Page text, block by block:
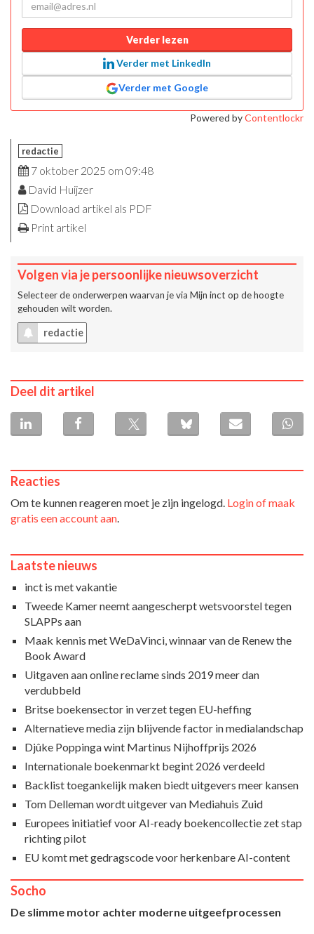
Verder lezen
Verder met LinkedIn
Verder met Google
Powered byContentlockr
redactie
7 oktober 2025 om 09:48
David Huijzer
Download artikel als PDF
Print artikel
Volgen via je persoonlijke nieuwsoverzicht
Selecteer de onderwerpen waarvan je via Mijn inct op de hoogte
gehouden wilt worden.
redactie
Deel dit artikel
Reacties
Om te kunnen reageren moet je zijn ingelogd. Login of maak
gratis een account aan.
Laatste nieuws
inct is met vakantie
Tweede Kamer neemt aangescherpt wetsvoorstel tegen
SLAPPs aan
Maak kennis met WeDaVinci, winnaar van de Renew the
Book Award
Uitgaven aan online reclame sinds 2019 meer dan
verdubbeld
Britse boekensector in verzet tegen EU-heffing
Alternatieve media zijn blijvende factor in medialandschap
Djûke Poppinga wint Martinus Nijhoffprijs 2026
Internationale boekenmarkt begint 2026 verdeeld
Backlist toegankelijk maken biedt uitgevers meer kansen
Tom Delleman wordt uitgever van Mediahuis Zuid
Europees initiatief voor AI-ready boekencollectie zet stap
richting pilot
EU komt met gedragscode voor herkenbare AI-content
Socho
De slimme motor achter moderne uitgeefprocessen